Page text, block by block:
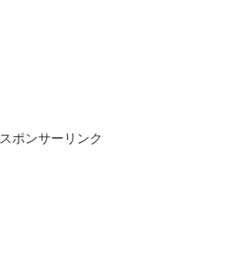
スポンサーリンク